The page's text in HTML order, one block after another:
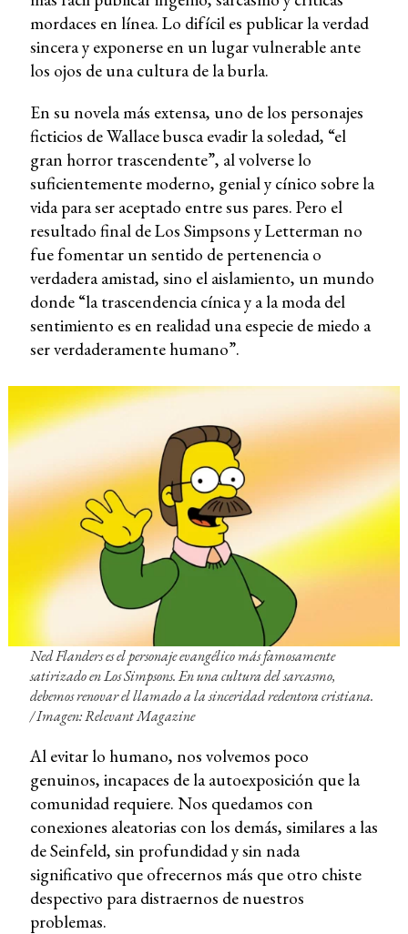
mordaces en línea. Lo difícil es publicar la verdad
sincera y exponerse en un lugar vulnerable ante
los ojos de una cultura de la burla.
En su novela más extensa, uno de los personajes
ficticios de Wallace busca evadir la soledad, “el
gran horror trascendente”, al volverse lo
suficientemente moderno, genial y cínico sobre la
vida para ser aceptado entre sus pares. Pero el
resultado final de Los Simpsons y Letterman no
fue fomentar un sentido de pertenencia o
verdadera amistad, sino el aislamiento, un mundo
donde “la trascendencia cínica y a la moda del
sentimiento es en realidad una especie de miedo a
ser verdaderamente humano”.
Ned Flanders es el personaje evangélico más famosamente
satirizado enLos Simpsons. En una cultura del sarcasmo,
debemos renovar el llamado a la sinceridad redentora cristiana.
/Imagen: Relevant Magazine
Al evitar lo humano, nos volvemos poco
genuinos, incapaces de la autoexposición que la
comunidad requiere. Nos quedamos con
conexiones aleatorias con los demás, similares a las
de Seinfeld, sin profundidad y sin nada
significativo que ofrecernos más que otro chiste
despectivo para distraernos de nuestros
problemas.